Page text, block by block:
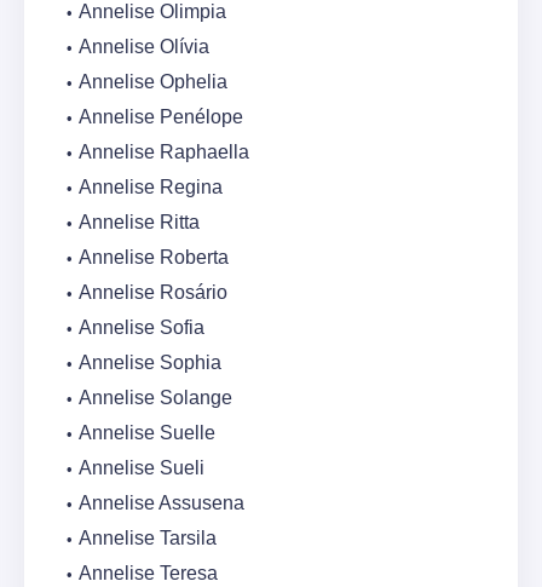
Annelise Olimpia
Annelise Olívia
Annelise Ophelia
Annelise Penélope
Annelise Raphaella
Annelise Regina
Annelise Ritta
Annelise Roberta
Annelise Rosário
Annelise Sofia
Annelise Sophia
Annelise Solange
Annelise Suelle
Annelise Sueli
Annelise Assusena
Annelise Tarsila
Annelise Teresa